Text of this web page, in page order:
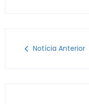
Notícia Anterior